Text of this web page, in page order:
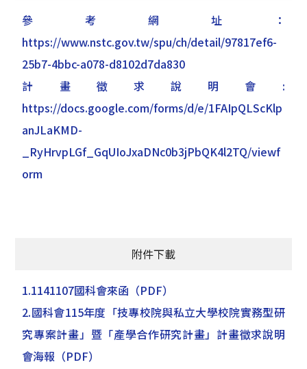
參考網址：
https://www.nstc.gov.tw/spu/ch/detail/97817ef6-
25b7-4bbc-a078-d8102d7da830
計畫徵求說明會:
https://docs.google.com/forms/d/e/1FAIpQLScKlp
anJLaKMD-
_RyHrvpLGf_GqUIoJxaDNc0b3jPbQK4l2TQ/viewf
orm
附件下載
1.1141107國科會來函 （PDF）
2.國科會115年度「技專校院與私立大學校院實務型研
究專案計畫」暨「產學合作研究計畫」計畫徵求說明
會海報 （PDF）